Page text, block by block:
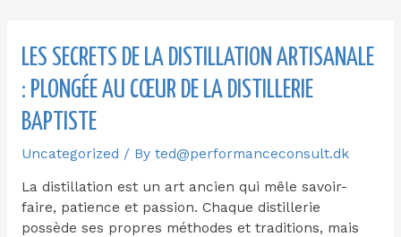
LES SECRETS DE LA DISTILLATION ARTISANALE
: PLONGÉE AU CŒUR DE LA DISTILLERIE
BAPTISTE
Uncategorized / By ted@performanceconsult.dk
La distillation est un art ancien qui mêle savoir-
faire, patience et passion. Chaque distillerie
possède ses propres méthodes et traditions, mais